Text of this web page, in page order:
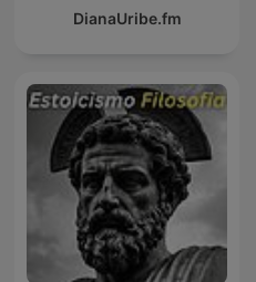
DianaUribe.fm